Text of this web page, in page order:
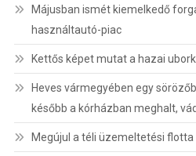
Májusban ismét kiemelkedő
használtautó-piac
Kettős képet mutat a hazai
Heves vármegyében egy
később a kórházban meghalt,
Megújul a téli üzemeltetési flotta